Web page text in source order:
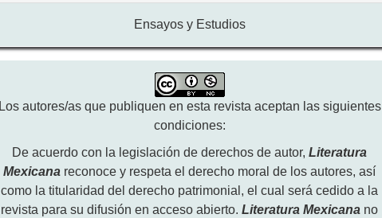
Ensayos y Estudios
Los autores/as que publiquen en esta revista aceptan las siguientes
condiciones:
De acuerdo con la legislación de derechos de autor,Literatura
Mexicana reconoce y respeta el derecho moral de los autores, así
como la titularidad del derecho patrimonial, el cual será cedido a la
revista para su difusión en acceso abierto.Literatura Mexicana no